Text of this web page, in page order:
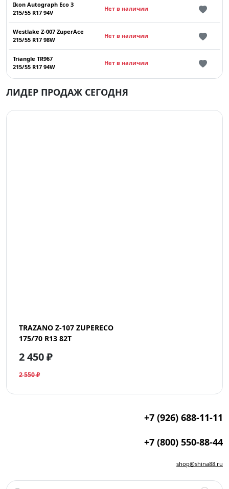
Ikon Autograph Eco 3
215/55 R17 94V
Нет в наличии
Westlake Z-007 ZuperAce
215/55 R17 98W
Нет в наличии
Triangle TR967
215/55 R17 94W
Нет в наличии
ЛИДЕР ПРОДАЖ СЕГОДНЯ
TRAZANO Z-107 ZUPERECO
175/70 R13 82T
2 450 ₽
2 550 ₽
+7 (926) 688-11-11
+7 (800) 550-88-44
shop@shina88.ru